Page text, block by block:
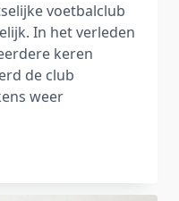
voetbalclub
In het verleden
keren
de club
weer